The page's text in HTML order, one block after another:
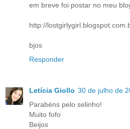
em breve foi postar no meu
http://
bjos
Responder
Letícia Giollo 30 de julho de
Parabéns pelo selinho!
Muito fofo
Beijos